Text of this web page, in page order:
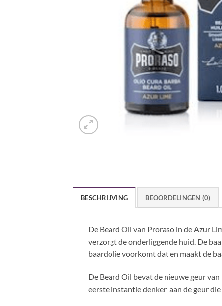
BESCHRIJVING BEOORDELINGEN (0)
De Beard Oil van Proraso in de Azur
verzorgt de onderliggende huid. De
baardolie voorkomt dat en maakt de
De Beard Oil bevat de nieuwe geur
eerste instantie denken aan de geur